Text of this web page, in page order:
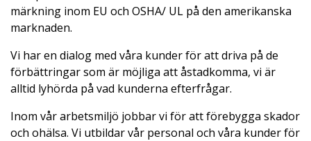
märkning inom EU och OSHA/ UL på den amerikanska
marknaden.
Vi har en dialog med våra kunder för att driva på de
förbättringar som är möjliga att åstadkomma, vi är
alltid lyhörda på vad kunderna efterfrågar.
Inom vår arbetsmiljö jobbar vi för att förebygga skador
och ohälsa. Vi utbildar vår personal och våra kunder för